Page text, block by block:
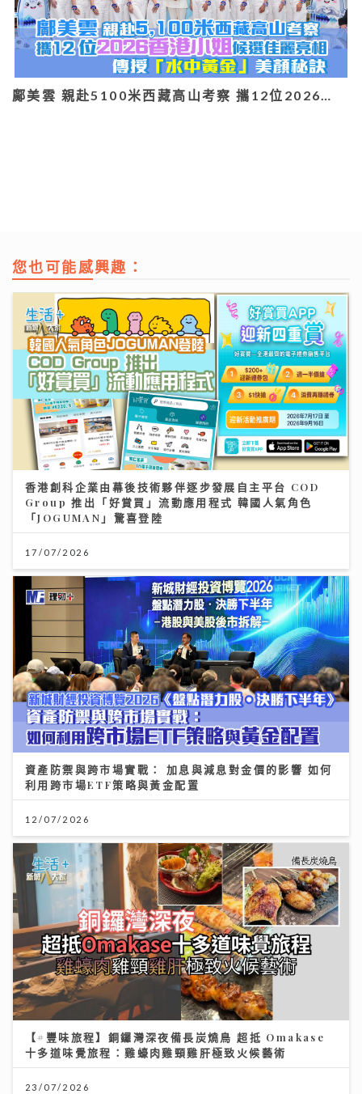
鄺美雲 親赴5100米西藏高山考察 攜12位2026…
您也可能感興趣：
香港創科企業由幕後技術夥伴逐步發展自主平台 COD
Group 推出「好賞買」流動應用程式 韓國人氣角色
「JOGUMAN」驚喜登陸
17/07/2026
資產防禦與跨市場實戰： 加息與減息對金價的影響 如何
利用跨市場ETF策略與黃金配置
12/07/2026
【#豐味旅程】銅鑼灣深夜備長炭燒鳥 超抵 Omakase
十多道味覺旅程：雞蠔肉雞頸雞肝極致火候藝術
23/07/2026